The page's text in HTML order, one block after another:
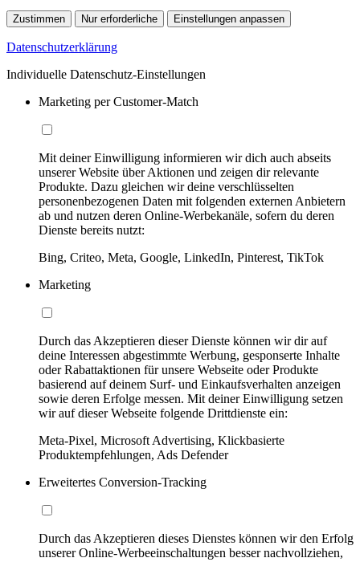
Zustimmen Nur erforderliche Einstellungen anpassen
Datenschutzerklärung
Individuelle Datenschutz-Einstellungen
Marketing per Customer-Match
Mit deiner Einwilligung informieren wir dich auch abseits
unserer Website über Aktionen und zeigen dir relevante
Produkte. Dazu gleichen wir deine verschlüsselten
personenbezogenen Daten mit folgenden externen Anbietern
ab und nutzen deren Online-Werbekanäle, sofern du deren
Dienste bereits nutzt:
Bing, Criteo, Meta, Google, LinkedIn, Pinterest, TikTok
Marketing
Durch das Akzeptieren dieser Dienste können wir dir auf
deine Interessen abgestimmte Werbung, gesponserte Inhalte
oder Rabattaktionen für unsere Webseite oder Produkte
basierend auf deinem Surf- und Einkaufsverhalten anzeigen
sowie deren Erfolge messen. Mit deiner Einwilligung setzen
wir auf dieser Webseite folgende Drittdienste ein:
Meta-Pixel, Microsoft Advertising, Klickbasierte
Produktempfehlungen, Ads Defender
Erweitertes Conversion-Tracking
Durch das Akzeptieren dieses Dienstes können wir den Erfolg
unserer Online-Werbeeinschaltungen besser nachvollziehen,